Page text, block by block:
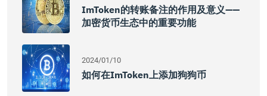
ImToken的转账备注的作用及意义——
加密货币生态中的重要功能
2024/01/10
如何在imToken上添加狗狗币